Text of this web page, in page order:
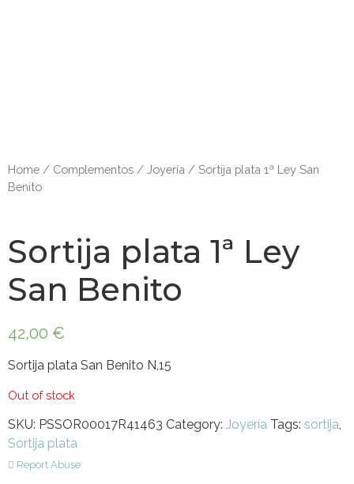
Home / Complementos / Joyería / Sortija plata 1ª Ley San
Benito
Sortija plata 1ª Ley
San Benito
42,00 €
Sortija plata San Benito N,15
Out of stock
SKU: PSSOR00017R41463 Category: Joyería Tags: sortija,
Sortija plata
Report Abuse